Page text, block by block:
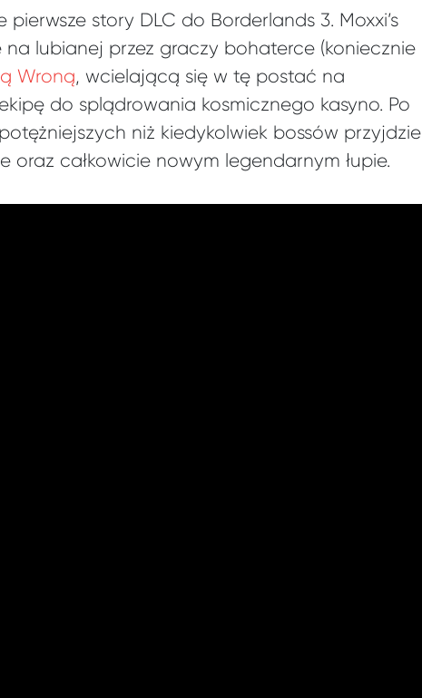
story DLC do Borderlands 3. Moxxi’s
lubianej przez graczy bohaterce (koniecznie
Wroną, wcielającą się w tę postać na
do splądrowania kosmicznego kasyno. Po
niż kiedykolwiek bossów przyjdzie
całkowicie nowym legendarnym łupie.